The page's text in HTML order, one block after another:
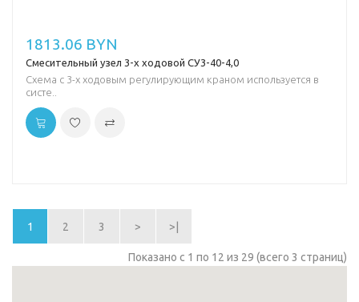
1813.06 BYN
Смесительный узел 3-х ходовой СУ3-40-4,0
Схема с 3-х ходовым регулирующим краном используется в
систе..
1 2 3 > >|
Показано с 1 по 12 из 29 (всего 3 страниц)